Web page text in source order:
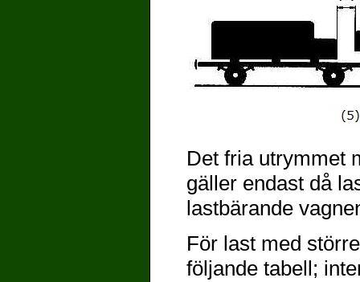
Det fria utrymmet
gäller endast då
lastbärande
För last med
följande tabell;